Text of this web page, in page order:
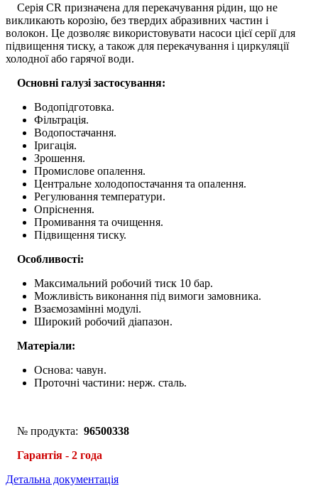
Серія CR призначена для перекачування рідин, що не
викликають корозію, без твердих абразивних частин і
волокон. Це дозволяє використовувати насоси цієї серії для
підвищення тиску, а також для перекачування і циркуляції
холодної або гарячої води.
Основні галузі застосування:
Водопідготовка.
Фільтрація.
Водопостачання.
Іригація.
Зрошення.
Промислове опалення.
Центральне холодопостачання та опалення.
Регулювання температури.
Опріснення.
Промивання та очищення.
Підвищення тиску.
Особливості:
Максимальний робочий тиск 10 бар.
Можливість виконання під вимоги замовника.
Взаємозамінні модулі.
Широкий робочий діапазон.
Матеріали:
Основа: чавун.
Проточні частини: нерж. сталь.
№ продукта: 96500338
Гарантія - 2 года
Детальна документація